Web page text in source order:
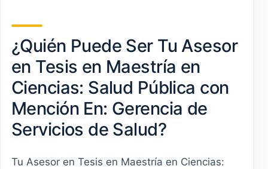
¿Quién Puede Ser Tu Asesor
en Tesis en Maestría en
Ciencias: Salud Pública con
Mención En: Gerencia de
Servicios de Salud?
Tu Asesor en Tesis en Maestría en Ciencias: